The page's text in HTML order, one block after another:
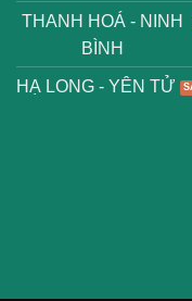
THANH HOÁ - NINH
BÌNH
HẠ LONG - YÊN TỬ